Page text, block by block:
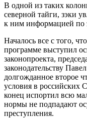
В одной из таких
северной тайги, зэки
к ним информацией по
Началось все с того,
программе выступил
законопроекта,
законодательству
долгожданное второе
условия в
конец испортил всю
нормы не подпадают
преступления.